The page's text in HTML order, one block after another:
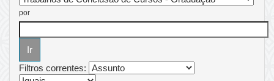
por
Filtros correntes: